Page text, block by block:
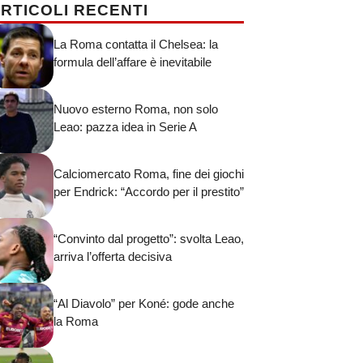
RECENTI
La Roma contatta il Chelsea: la
formula dell’affare è inevitabile
Nuovo esterno Roma, non solo
Leao: pazza idea in Serie A
Calciomercato Roma, fine dei giochi
per Endrick: “Accordo per il prestito”
“Convinto dal progetto”: svolta Leao,
arriva l’offerta decisiva
“Al Diavolo” per Koné: gode anche
la Roma